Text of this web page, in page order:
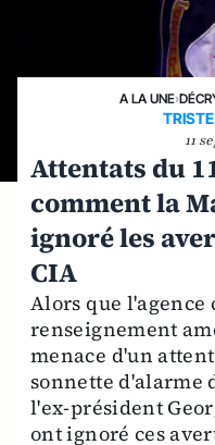
A LA UNE›
11
Attentats du
comment la
ignoré les
CIA
Alors que l'agence
renseignement
menace d'un
sonnette d'alarme
l'ex-président
ont ignoré ces